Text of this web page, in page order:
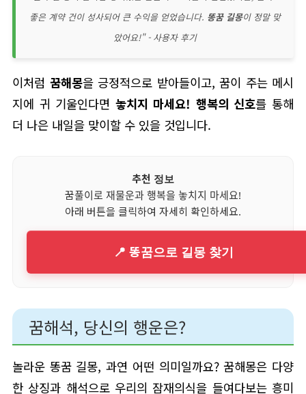
좋은 계약 건이 성사되어 큰 수익을 얻었습니다. 똥꿈 길몽이 정말 맞
았어요!" - 사용자 후기
이처럼 꿈해몽을 긍정적으로 받아들이고, 꿈이 주는 메시
지에 귀 기울인다면 놓치지 마세요! 행복의 신호를 통해
더 나은 내일을 맞이할 수 있을 것입니다.
추천 정보
꿈풀이로 재물운과 행복을 놓치지 마세요!
아래 버튼을 클릭하여 자세히 확인하세요.
📍 똥꿈으로 길몽 찾기
꿈해석, 당신의 행운은?
놀라운 똥꿈 길몽, 과연 어떤 의미일까요? 꿈해몽은 다양
한 상징과 해석으로 우리의 잠재의식을 들여다보는 흥미